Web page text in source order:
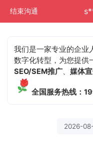
结束沟通
我们是一家专业的企业
数字化转型，为您提供
SEO/SEM推广、媒体
全国服务热线：
2026-